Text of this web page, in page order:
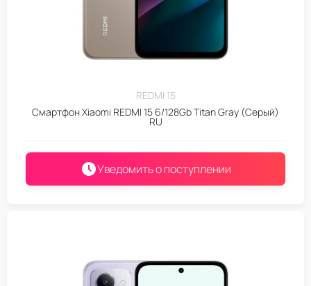
REDMI 15
Смартфон Xiaomi REDMI 15 6/128Gb Titan Gray (Серый)
RU
Уведомить о поступлении